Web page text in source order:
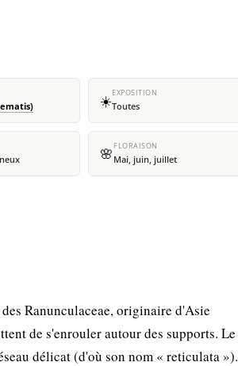
☀️EXPOSITION
Toutes
🌸 FLORAISON
Mai, juin, juillet
Ranunculaceae, originaire d'Asie
de s'enrouler autour des supports. Le
délicat (d'où son nom « reticulata »).